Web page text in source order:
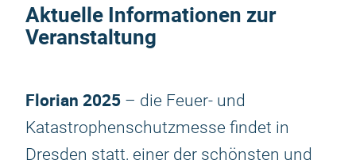
Aktuelle Informationen zur
Veranstaltung
Florian 2025 – die Feuer- und
Katastrophenschutzmesse findet in
Dresden statt, einer der schönsten und